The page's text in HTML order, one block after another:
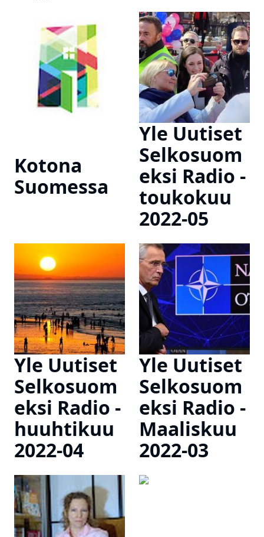
Kotona
Suomessa
Yle Uutiset
Selkosuom
eksi Radio -
toukokuu
2022-05
Yle Uutiset
Selkosuom
eksi Radio -
huuhtikuu
2022-04
Yle Uutiset
Selkosuom
eksi Radio -
Maaliskuu
2022-03